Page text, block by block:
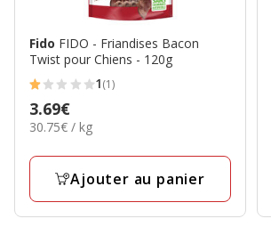
Fido FIDO - Friandises Bacon
Twist pour Chiens - 120g
1
étoiles
avec
1
1(1)
Prix
3.69€
3.69€
30.75€
Kg
30.75€ / kg
Ajouter au panier